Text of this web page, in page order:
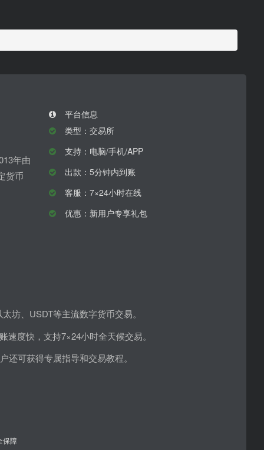
年由
货币
平台信息
类型：交易所
支持：电脑/手机/APP
出款：5分钟内到账
客服：7×24小时在线
优惠：新用户专享礼包
坊、USDT等主流数字货币交易。
度快，支持7×24小时全天候交易。
可获得专属指导和交易教程。
保障